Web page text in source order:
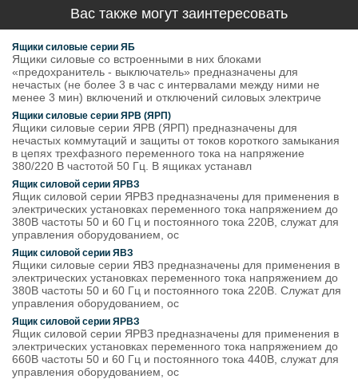
Вас также могут заинтересовать
Ящики силовые серии ЯБ
Ящики силовые со встроенными в них блоками
«предохранитель - выключатель» предназначены для
нечастых (не более 3 в час с интервалами между ними не
менее 3 мин) включений и отключений силовых электриче
Ящики силовые серии ЯРВ (ЯРП)
Ящики силовые серии ЯРВ (ЯРП) предназначены для
нечастых коммутаций и защиты от токов короткого замыкания
в цепях трехфазного переменного тока на напряжение
380/220 В частотой 50 Гц. В ящиках устанавл
Ящик силовой серии ЯРВЗ
Ящик силовой серии ЯРВЗ предназначены для применения в
электрических установках переменного тока напряжением до
380В частоты 50 и 60 Гц и постоянного тока 220В, служат для
управления оборудованием, ос
Ящик силовой серии ЯВЗ
Ящики силовые серии ЯВ3 предназначены для применения в
электрических установках переменного тока напряжением до
380В частоты 50 и 60 Гц и постоянного тока 220В. Служат для
управления оборудованием, ос
Ящик силовой серии ЯРВЗ
Ящик силовой серии ЯРВЗ предназначены для применения в
электрических установках переменного тока напряжением до
660В частоты 50 и 60 Гц и постоянного тока 440В, служат для
управления оборудованием, ос